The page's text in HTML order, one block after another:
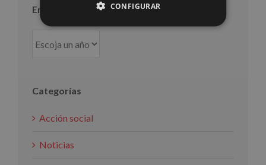
Entradas por año
Categorías
Acción social
Noticias
CONFIGURAR